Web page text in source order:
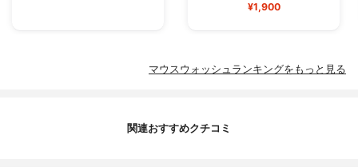
¥1,900
マウスウォッシュランキングをもっと見る
関連おすすめクチコミ